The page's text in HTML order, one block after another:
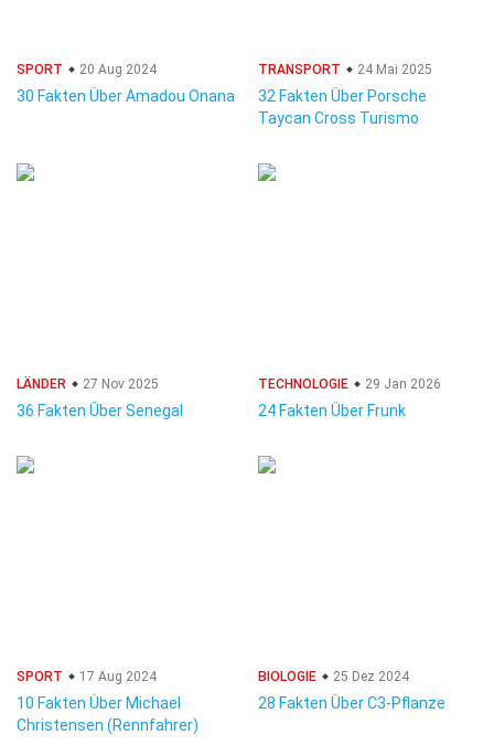
SPORT 20 Aug 2024
30 Fakten Über Amadou Onana
TRANSPORT 24 Mai 2025
32 Fakten Über Porsche
Taycan Cross Turismo
LÄNDER 27 Nov 2025
36 Fakten Über Senegal
TECHNOLOGIE 29 Jan 2026
24 Fakten Über Frunk
SPORT 17 Aug 2024
10 Fakten Über Michael
Christensen (Rennfahrer)
BIOLOGIE 25 Dez 2024
28 Fakten Über C3-Pflanze